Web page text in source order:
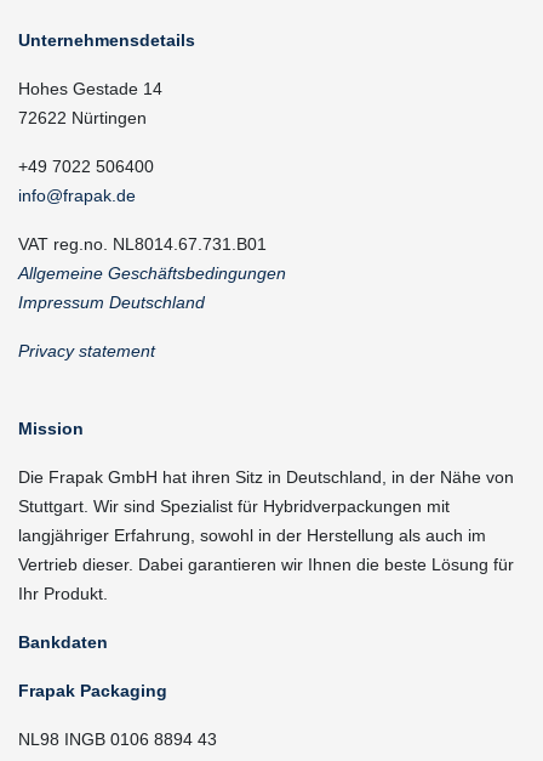
Unternehmensdetails
Hohes Gestade 14
72622 Nürtingen
+49 7022 506400
info@frapak.de
VAT reg.no. NL8014.67.731.B01
Allgemeine Geschäftsbedingungen
Impressum Deutschland
Privacy statement
Mission
Die Frapak GmbH hat ihren Sitz in Deutschland, in der Nähe von
Stuttgart. Wir sind Spezialist für Hybridverpackungen mit
langjähriger Erfahrung, sowohl in der Herstellung als auch im
Vertrieb dieser. Dabei garantieren wir Ihnen die beste Lösung für
Ihr Produkt.
Bankdaten
Frapak Packaging
NL98 INGB 0106 8894 43